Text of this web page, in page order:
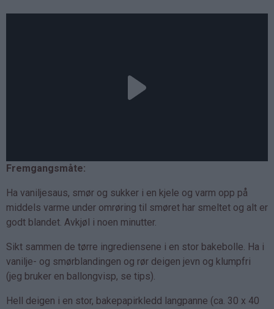
Fremgangsmåte:
Ha vaniljesaus, smør og sukker i en kjele og varm opp på
middels varme under omrøring til smøret har smeltet og alt er
godt blandet. Avkjøl i noen minutter.
Sikt sammen de tørre ingrediensene i en stor bakebolle. Ha i
vanilje- og smørblandingen og rør deigen jevn og klumpfri
(jeg bruker en ballongvisp, se tips).
Hell deigen i en stor, bakepapirkledd langpanne (ca. 30 x 40